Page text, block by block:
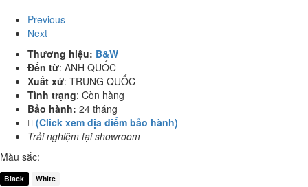
Previous
Next
Thương hiệu: B&W
Đến từ: ANH QUỐC
Xuất xứ: TRUNG QUỐC
Tình trạng: Còn hàng
Bảo hành: 24 tháng
(Click xem địa điểm bảo hành)
Trải nghiệm tại showroom
Màu sắc:
Black White